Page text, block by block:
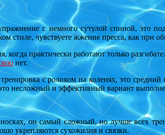
с немного сутулой спиной, это
стиле, чувствуете жжение пресса, как при
практически работают только
нет.
с роликом на коленях, это
несложный и эффективный вариант
он самый сложный, но лучше всех
укрепляются сухожилия и связки.